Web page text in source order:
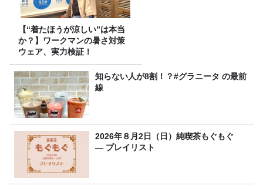
【“着たほうが涼しい”は本当
か？】ワークマンの暑さ対策
ウェア、実力検証！
知らない人が8割！？#グラニータ の最前
線
2026年８月2日（日）純喫茶もぐもぐ
― プレイリスト